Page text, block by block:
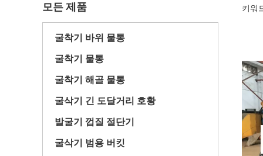
모든 제품
굴착기 바위 물통
굴착기 물통
굴착기 해골 물통
굴삭기 긴 도달거리 호황
발굴기 껍질 절단기
굴삭기 범용 버킷
키워